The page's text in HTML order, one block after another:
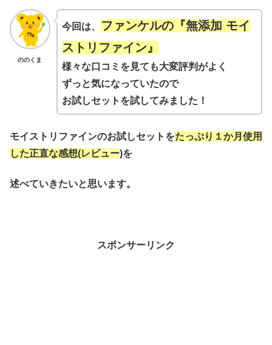
ののくま
今回は、
ファンケルの『無添加 モイ
ストリファイン』
様々な口コミを見ても大変評判がよく
ずっと気になっていたので
お試しセットを試してみました！
モイストリファインのお試しセットをたっぷり１か月使用
した正直な感想(レビュー)を
述べていきたいと思います。
スポンサーリンク